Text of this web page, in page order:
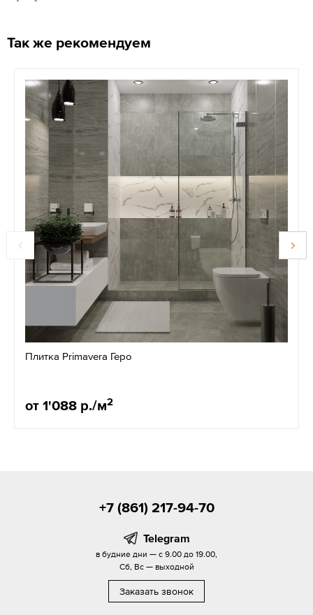
Так же рекомендуем
Плитка Primavera Геро
от 1'088 р./м2
+7 (861) 217-94-70
Telegram
в будние дни — с 9.00 до 19.00,
Сб, Вс — выходной
Заказать звонок